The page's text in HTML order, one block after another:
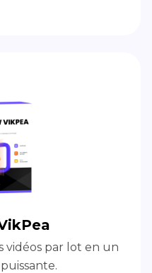
vidéos par lot en un